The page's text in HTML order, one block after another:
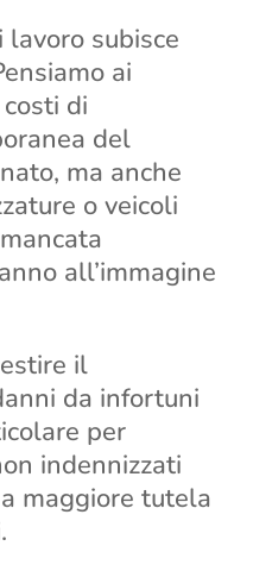
subisce
ai
di
del
ma anche
o veicoli
all’immagine
il
da infortuni
per
indennizzati
maggiore tutela